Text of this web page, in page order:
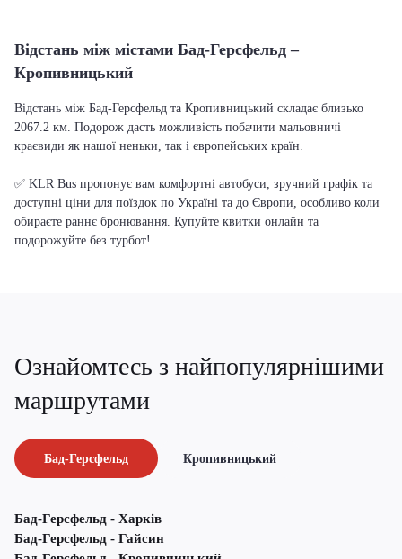
Відстань між містами Бад-Герсфельд –
Кропивницький
Відстань між Бад-Герсфельд та Кропивницький складає близько
2067.2 км. Подорож дасть можливість побачити мальовничі
краєвиди як нашої неньки, так і європейських країн.
✅ KLR Bus пропонує вам комфортні автобуси, зручний графік та
доступні ціни для поїздок по Україні та до Європи, особливо коли
обираєте раннє бронювання. Купуйте квитки онлайн та
подорожуйте без турбот!
Ознайомтесь з найпопулярнішими
маршрутами
Бад-Герсфельд Кропивницький
Бад-Герсфельд - Харків
Бад-Герсфельд - Гайсин